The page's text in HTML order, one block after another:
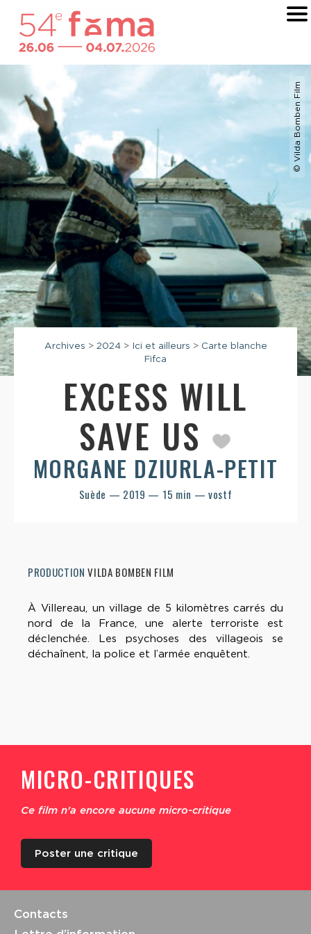
© Vilda Bomben Film
Archives > 2024> Ici et ailleurs > Carte blanche
Fifca
EXCESS WILL
SAVE US
MORGANE DZIURLA-PETIT
Suède — 2019 — 15 min — vostf
PRODUCTION VILDA BOMBEN FILM
À Villereau, un village de 5 kilomètres carrés du
nord de la France, une alerte terroriste est
déclenchée. Les psychoses des villageois se
déchaînent, la police et l’armée enquêtent.
MICRO-CRITIQUES
Ce film n'a encore aucune micro-critique
Poster une critique
Contacts